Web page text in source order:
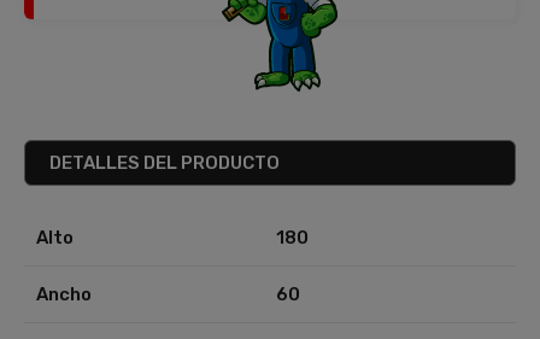
DETALLES DEL PRODUCTO
Alto 180
Ancho 60